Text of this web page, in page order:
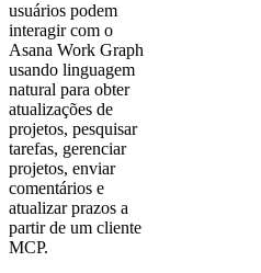
usuários podem
interagir com o
Asana Work Graph
usando linguagem
natural para obter
atualizações de
projetos, pesquisar
tarefas, gerenciar
projetos, enviar
comentários e
atualizar prazos a
partir de um cliente
MCP.